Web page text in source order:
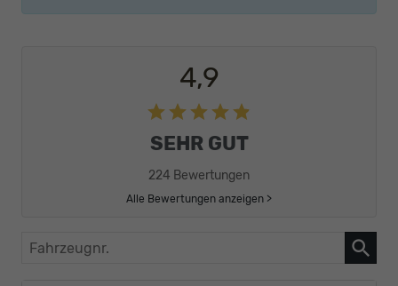
4,9
SEHR GUT
224 Bewertungen
Alle Bewertungen anzeigen >
Fahrzeugnr.